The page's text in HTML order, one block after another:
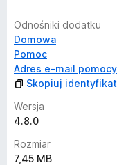
☆ Podcasts: Listen in
☆ AI Helper:
faster.
We hope these
with an enjoyable
Please give
could ask for more.
Odnośniki dodatku
Domowa
Pomoc
Adres e-mail pomocy
Skopiuj
Wersja
4.8.0
Rozmiar
7,45 MB